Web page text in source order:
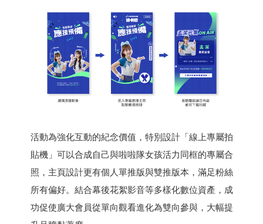
活動為強化互動的紀念價值，特別設計「線上專屬拍
貼機」可以合成自己與啦啦隊女孩活力同框的專屬合
照，主頁設計更有個人單推版與雙推版本，滿足粉絲
所有偏好。結合幕後花絮影音等多樣化數位資產，成
功促使廣大會員從單向觀看進化為雙向參與，大幅提